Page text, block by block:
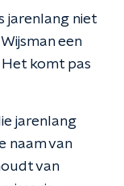
jarenlang niet
een
Het komt pas
jarenlang
naam van
van